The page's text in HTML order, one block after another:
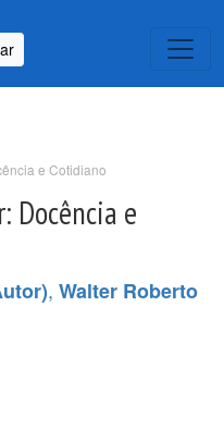
e Cotidiano
Docência e
, Walter Roberto